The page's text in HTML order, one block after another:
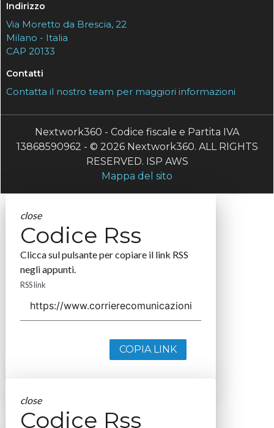
Indirizzo
Via Moretto da Brescia, 22
Milano - Italia
CAP 20133
Contatti
Contatta il nostro team per maggiori informazioni
Nextwork360 - Codice fiscale e Partita IVA
13868590962 - © 2026 Nextwork360. ALL RIGHTS
RESERVED. ISP AWS
Mappa del sito
close
Codice Rss
Clicca sul pulsante per copiare il link RSS
negli appunti.
RSS link
COPIA LINK
close
Codice Rss